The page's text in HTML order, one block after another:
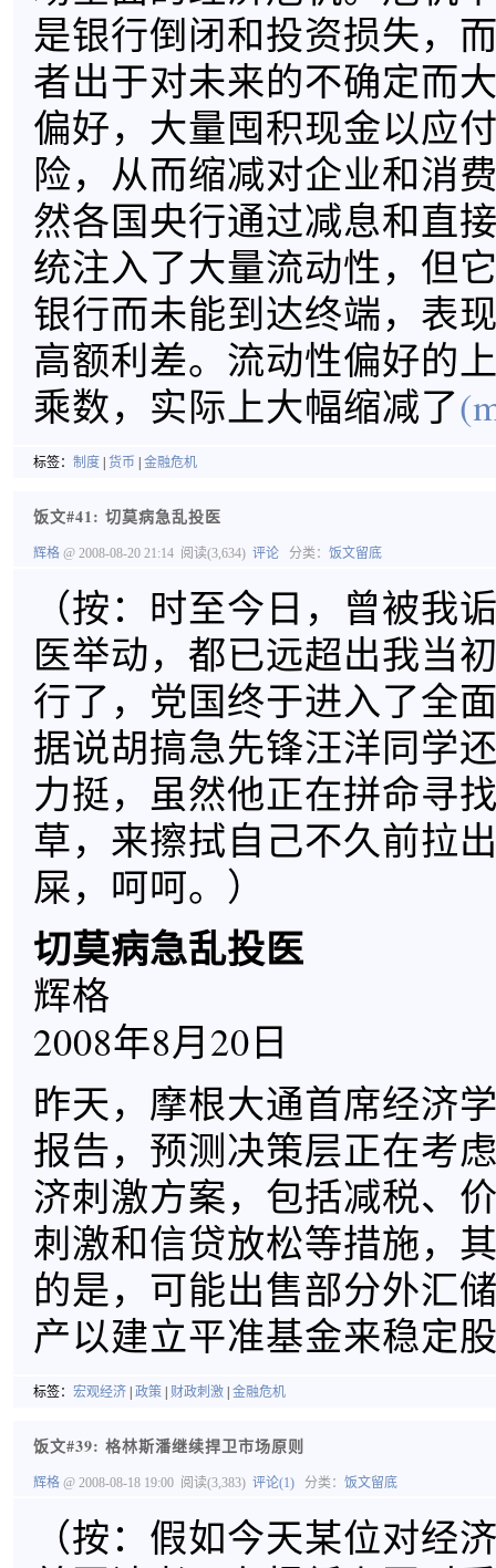
是银行倒闭和投资损失，
者出于对未来的不确定而
偏好，大量囤积现金以应
险，从而缩减对企业和消
然各国央行通过减息和直
统注入了大量流动性，但
银行而未能到达终端，表
高额利差。流动性偏好的
乘数，实际上大幅缩减了
标签： 制度 货币 金融危机
饭文#41: 切莫病急乱投医
辉格 @ 2008-08-20 21:14 阅读(3,634) 评论 分类： 饭文留底
（按：时至今日，曾被我
医举动，都已远超出我当
行了，党国终于进入了全
据说胡搞急先锋汪洋同学
力挺，虽然他正在拼命寻
草，来擦拭自己不久前拉
屎，呵呵。）
切莫病急乱投医
辉格
2008年8月20日
昨天，摩根大通首席经济
报告，预测决策层正在考
济刺激方案，包括减税、
刺激和信贷放松等措施，
的是，可能出售部分外汇
产以建立平准基金来稳定
标签： 宏观经济 政策 财政刺激 金融危机
饭文#39: 格林斯潘继续捍卫市场原则
辉格 @ 2008-08-18 19:00 阅读(3,383) 评论(1) 分类： 饭文留底
（按：假如今天某位对经